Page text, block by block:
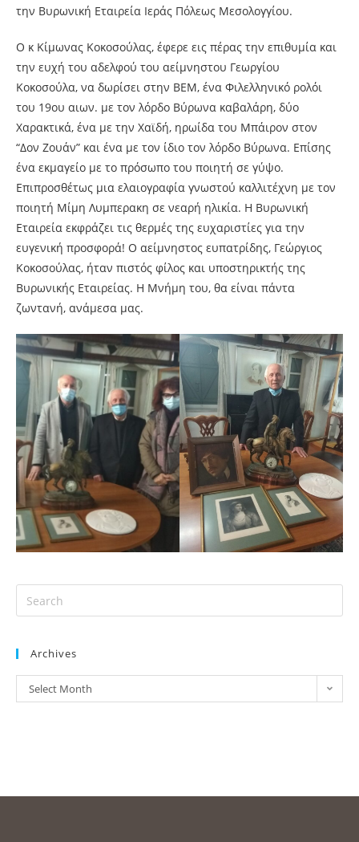
την Βυρωνική Εταιρεία Ιεράς Πόλεως Μεσολογγίου.
Ο κ Κίμωνας Κοκοσούλας, έφερε εις πέρας την επιθυμία και
την ευχή του αδελφού του αείμνηστου Γεωργίου
Κοκοσούλα, να δωρίσει στην ΒΕΜ, ένα Φιλελληνικό ρολόι
του 19ου αιων. με τον λόρδο Βύρωνα καβαλάρη, δύο
Χαρακτικά, ένα με την Χαϊδή, ηρωίδα του Μπάιρον στον
“Δον Ζουάν” και ένα με τον ίδιο τον λόρδο Βύρωνα. Επίσης
ένα εκμαγείο με το πρόσωπο του ποιητή σε γύψο.
Επιπροσθέτως μια ελαιογραφία γνωστού καλλιτέχνη με τον
ποιητή Μίμη Λυμπερακη σε νεαρή ηλικία. Η Βυρωνική
Εταιρεία εκφράζει τις θερμές της ευχαριστίες για την
ευγενική προσφορά! Ο αείμνηστος ευπατρίδης, Γεώργιος
Κοκοσούλας, ήταν πιστός φίλος και υποστηρικτής της
Βυρωνικής Εταιρείας. Η Μνήμη του, θα είναι πάντα
ζωντανή, ανάμεσα μας.
Archives
Select Month